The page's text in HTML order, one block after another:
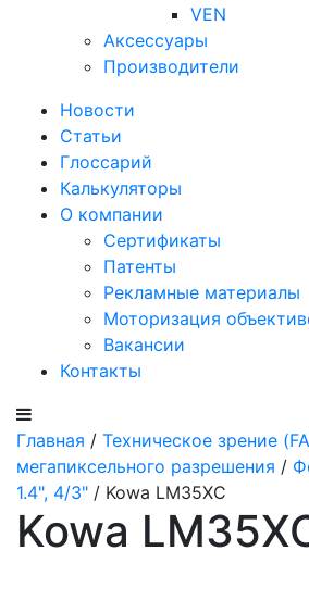
VEN
Аксессуары
Производители
Новости
Статьи
Глоссарий
Калькуляторы
О компании
Сертификаты
Патенты
Рекламные материалы
Моторизация
Вакансии
Контакты
Главная / Техническое зрение
мегапиксельного разрешения /
1.4", 4/3" / Kowa LM35XC
Kowa